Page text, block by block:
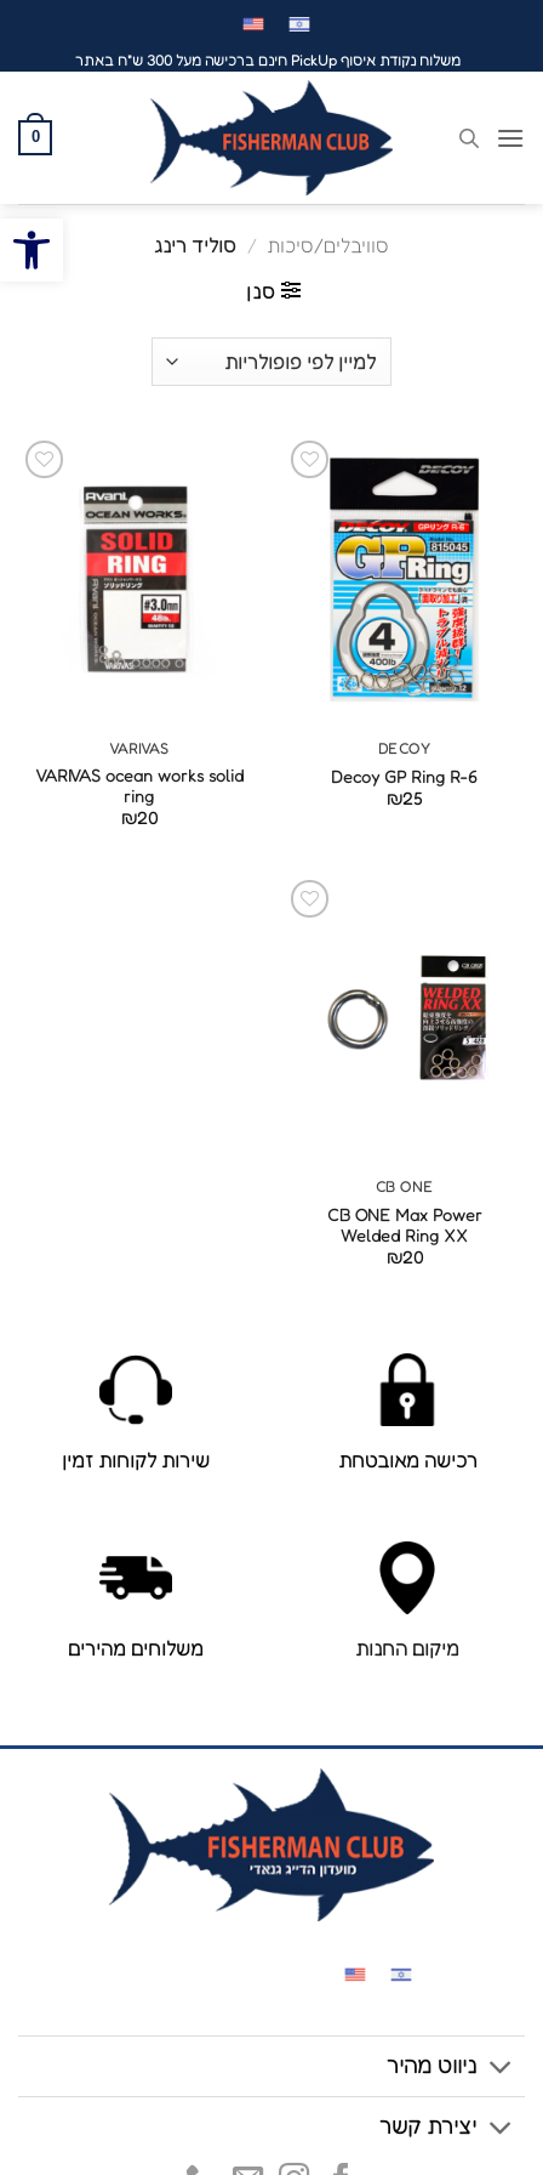
פתח
משלוח נקודת איסוף PickUp חינם ברכישה מעל 300 ש"ח באתר
0
סוויבלים/סיכות / סוליד רינג
סנן
DECOY
Decoy GP Ring R-6
₪25
VARIVAS
VARIVAS ocean works solid
ring
₪20
CB ONE
CB ONE Max Power
Welded Ring XX
₪20
רכישה מאובטחת שירות לקוחות זמין
מיקום החנות משלוחים מהירים
ניווט מהיר
יצירת קשר